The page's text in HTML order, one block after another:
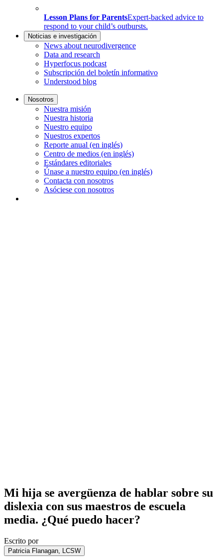
Lesson Plans for ParentsExpert-backed advice to
respond to your child’s outbursts.
Noticias e investigación
News about neurodivergence
Data and research
Hyperfocus podcast
Subscripción del boletín informativo
Understood blog
Nosotros
Nuestra misión
Nuestra historia
Nuestro equipo
Nuestros expertos
Reporte anual (en inglés)
Centro de medios (en inglés)
Estándares editoriales
Únase a nuestro equipo (en inglés)
Contacta con nosotros
Asóciese con nosotros
Mi hija se avergüenza de hablar sobre su
dislexia con sus maestros de escuela
media. ¿Qué puedo hacer?
Escrito por
Patricia Flanagan, LCSW